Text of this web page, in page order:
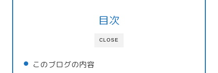
CLOSE
目次
このブログの内容